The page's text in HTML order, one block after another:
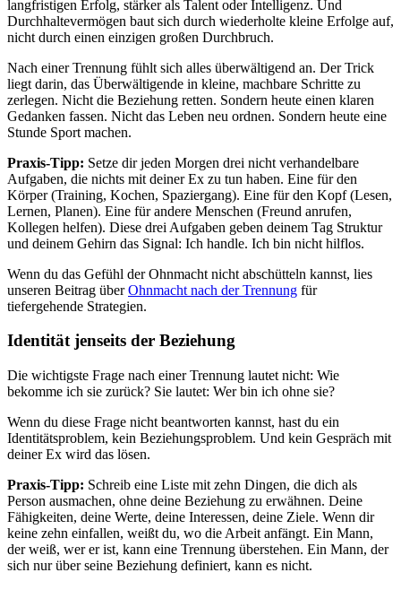
langfristigen Erfolg, stärker als Talent oder Intelligenz. Und
Durchhaltevermögen baut sich durch wiederholte kleine Erfolge auf,
nicht durch einen einzigen großen Durchbruch.
Nach einer Trennung fühlt sich alles überwältigend an. Der Trick
liegt darin, das Überwältigende in kleine, machbare Schritte zu
zerlegen. Nicht die Beziehung retten. Sondern heute einen klaren
Gedanken fassen. Nicht das Leben neu ordnen. Sondern heute eine
Stunde Sport machen.
Praxis-Tipp: Setze dir jeden Morgen drei nicht verhandelbare
Aufgaben, die nichts mit deiner Ex zu tun haben. Eine für den
Körper (Training, Kochen, Spaziergang). Eine für den Kopf (Lesen,
Lernen, Planen). Eine für andere Menschen (Freund anrufen,
Kollegen helfen). Diese drei Aufgaben geben deinem Tag Struktur
und deinem Gehirn das Signal: Ich handle. Ich bin nicht hilflos.
Wenn du das Gefühl der Ohnmacht nicht abschütteln kannst, lies
unseren Beitrag überOhnmacht nach der Trennung für
tiefergehende Strategien.
Identität jenseits der Beziehung
Die wichtigste Frage nach einer Trennung lautet nicht: Wie
bekomme ich sie zurück? Sie lautet: Wer bin ich ohne sie?
Wenn du diese Frage nicht beantworten kannst, hast du ein
Identitätsproblem, kein Beziehungsproblem. Und kein Gespräch mit
deiner Ex wird das lösen.
Praxis-Tipp: Schreib eine Liste mit zehn Dingen, die dich als
Person ausmachen, ohne deine Beziehung zu erwähnen. Deine
Fähigkeiten, deine Werte, deine Interessen, deine Ziele. Wenn dir
keine zehn einfallen, weißt du, wo die Arbeit anfängt. Ein Mann,
der weiß, wer er ist, kann eine Trennung überstehen. Ein Mann, der
sich nur über seine Beziehung definiert, kann es nicht.